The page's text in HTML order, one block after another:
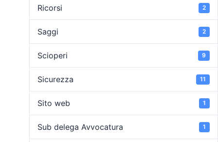
Ricorsi 2
Saggi 2
Scioperi 9
Sicurezza 11
Sito web 1
Sub delega Avvocatura 1